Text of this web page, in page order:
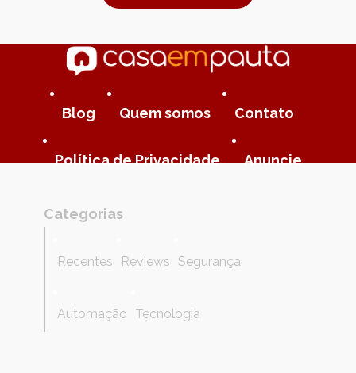
Blog Quem somos Contato
Política de Privacidade Anuncie
Categorias
Recentes Reviews Segurança
Automação Tecnologia